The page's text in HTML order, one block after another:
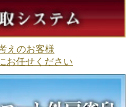
えのお客様
お任せください